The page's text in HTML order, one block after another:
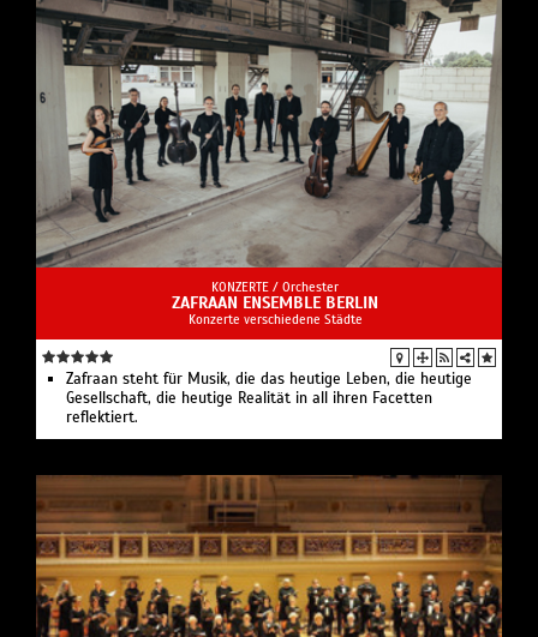
KONZERTE / Orchester
ZAFRAAN ENSEMBLE BERLIN
Konzerte verschiedene Städte
Zafraan steht für Musik, die das heutige Leben, die heutige
Gesellschaft, die heutige Realität in all ihren Facetten
reflektiert.